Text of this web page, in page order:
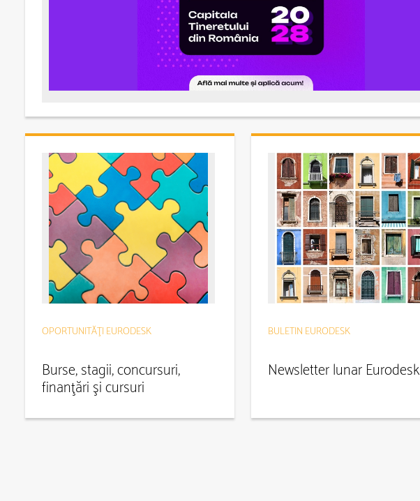
OPORTUNITĂŢI EURODESK
Burse, stagii, concursuri,
finanţări şi cursuri
BULETIN EURODESK
Newsletter lunar Eurodesk